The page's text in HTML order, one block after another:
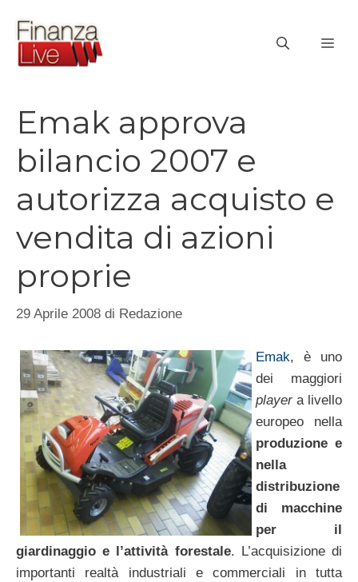
contenuto
Emak approva
bilancio 2007 e
autorizza acquisto e
vendita di azioni
proprie
29 Aprile 2008 di Redazione
Emak, è uno
dei maggiori
playera livello
europeo nella
produzione e
nella
distribuzione
di macchine
per il
giardinaggio e l’attività forestale. L’acquisizione di
importanti realtà industriali e commerciali in tutta